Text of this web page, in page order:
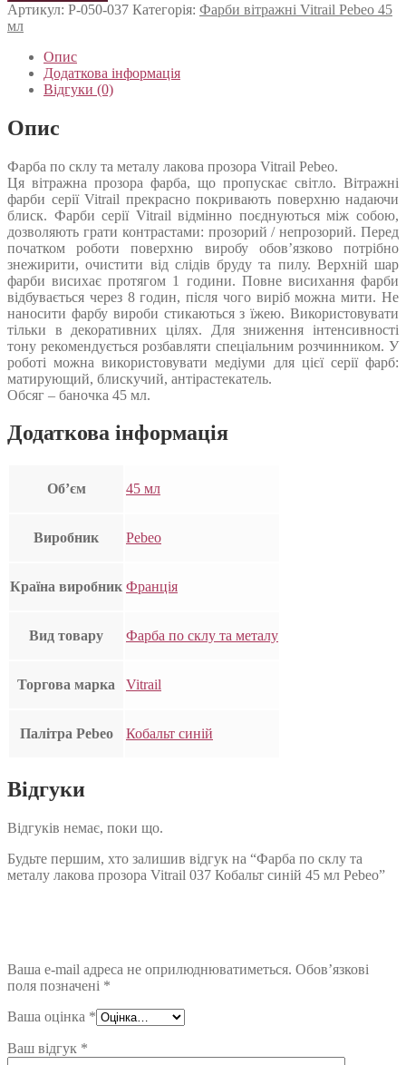
Артикул: P-050-037 Категорія: Фарби вітражні Vitrail Pebeo 45
мл
Опис
Додаткова інформація
Відгуки (0)
Опис
Фарба по склу та металу лакова прозора Vitrail Pebeo.
Ця вітражна прозора фарба, що пропускає світло. Вітражні
фарби серії Vitrail прекрасно покривають поверхню надаючи
блиск. Фарби серії Vitrail відмінно поєднуються між собою,
дозволяють грати контрастами: прозорий / непрозорий. Перед
початком роботи поверхню виробу обов’язково потрібно
знежирити, очистити від слідів бруду та пилу. Верхній шар
фарби висихає протягом 1 години. Повне висихання фарби
відбувається через 8 годин, після чого виріб можна мити. Не
наносити фарбу вироби стикаються з їжею. Використовувати
тільки в декоративних цілях. Для зниження інтенсивності
тону рекомендується розбавляти спеціальним розчинником. У
роботі можна використовувати медіуми для цієї серії фарб:
матирующий, блискучий, антірастекатель.
Обсяг – баночка 45 мл.
Додаткова інформація
Об’єм 45 мл
Виробник Pebeo
Країна виробник Франція
Вид товару Фарба по склу та металу
Торгова марка Vitrail
Палітра Pebeo Кобальт синій
Відгуки
Відгуків немає, поки що.
Будьте першим, хто залишив відгук на “Фарба по склу та
металу лакова прозора Vitrail 037 Кобальт синій 45 мл Pebeo”
Ваша e-mail адреса не оприлюднюватиметься. Обов’язкові
поля позначені *
Ваша оцінка *
Ваш відгук *